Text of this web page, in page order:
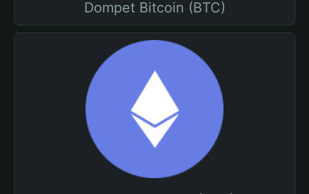
Dompet Bitcoin (BTC)